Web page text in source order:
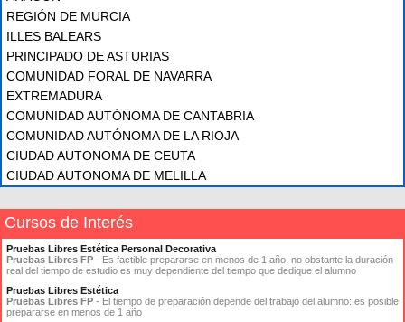
REGIÓN DE MURCIA
ILLES BALEARS
PRINCIPADO DE ASTURIAS
COMUNIDAD FORAL DE NAVARRA
EXTREMADURA
COMUNIDAD AUTÓNOMA DE CANTABRIA
COMUNIDAD AUTÓNOMA DE LA RIOJA
CIUDAD AUTONOMA DE CEUTA
CIUDAD AUTONOMA DE MELILLA
Cursos de Interés
Pruebas Libres Estética Personal Decorativa
Pruebas Libres FP - Es factible prepararse en menos de 1 año, no obstante la duración
real del tiempo de estudio es muy dependiente del tiempo que dedique el alumno
Pruebas Libres Estética
Pruebas Libres FP - El tiempo de preparación depende del trabajo del alumno: es posible
prepararse en menos de 1 año